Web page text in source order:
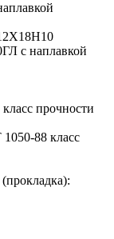
с наплавкой
прочности
88 класс